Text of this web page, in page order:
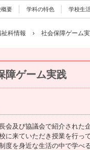
概要 学科の特色 学校生
祉科情報 › 社会保障ゲーム
障ゲーム実践
会及び協議会で紹介された
に来ていただき授業を行っ
度を身近な生活の中で学べ